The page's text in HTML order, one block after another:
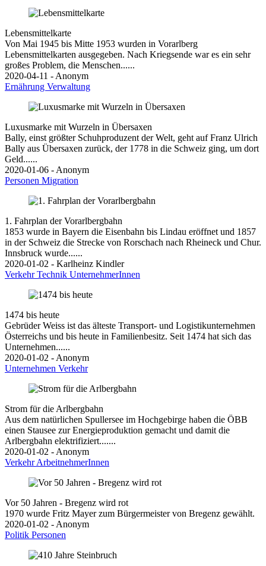
Lebensmittelkarte
Von Mai 1945 bis Mitte 1953 wurden in Vorarlberg
Lebensmittelkarten ausgegeben. Nach Kriegsende war es ein sehr
großes Problem, die Menschen......
2020-04-11 - Anonym
Ernährung Verwaltung
Luxusmarke mit Wurzeln in Übersaxen
Bally, einst größter Schuhproduzent der Welt, geht auf Franz Ulrich
Bally aus Übersaxen zurück, der 1778 in die Schweiz ging, um dort
Geld......
2020-01-06 - Anonym
Personen Migration
1. Fahrplan der Vorarlbergbahn
1853 wurde in Bayern die Eisenbahn bis Lindau eröffnet und 1857
in der Schweiz die Strecke von Rorschach nach Rheineck und Chur.
Innsbruck wurde......
2020-01-02 - Karlheinz Kindler
VerkehrTechnik UnternehmerInnen
1474 bis heute
Gebrüder Weiss ist das älteste Transport- und Logistikunternehmen
Österreichs und bis heute in Familienbesitz. Seit 1474 hat sich das
Unternehmen......
2020-01-02 - Anonym
Unternehmen Verkehr
Strom für die Arlbergbahn
Aus dem natürlichen Spullersee im Hochgebirge haben die ÖBB
einen Stausee zur Energieproduktion gemacht und damit die
Arlbergbahn elektrifiziert.......
2020-01-02 - Anonym
VerkehrArbeitnehmerInnen
Vor 50 Jahren - Bregenz wird rot
1970 wurde Fritz Mayer zum Bürgermeister von Bregenz gewählt.
2020-01-02 - Anonym
Politik Personen